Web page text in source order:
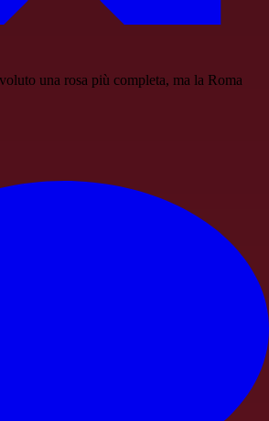
una rosa più completa, ma la Roma